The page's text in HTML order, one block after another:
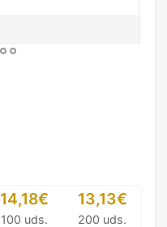
14,18€
100 uds.
13,13€
200 uds.